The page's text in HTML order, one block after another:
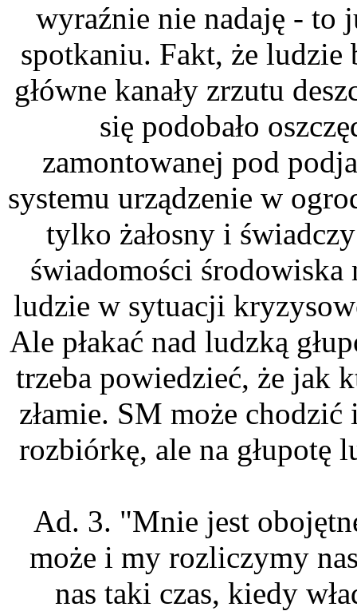
wyraźnie nie nadaję - to
spotkaniu. Fakt, że
główne kanały zrzutu
się podobało
zamontowanej pod
systemu urządzenie w
tylko żałosny i
świadomości
ludzie w sytuacji
Ale płakać nad ludzką
trzeba powiedzieć, że jak
złamie. SM może chodzić
rozbiórkę, ale na głupotę
Ad. 3. "Mnie jest
może i my rozliczymy
nas taki czas, kiedy